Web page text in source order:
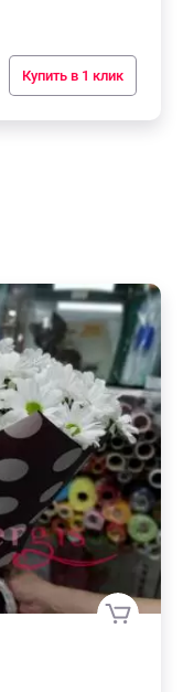
Купить в 1 клик